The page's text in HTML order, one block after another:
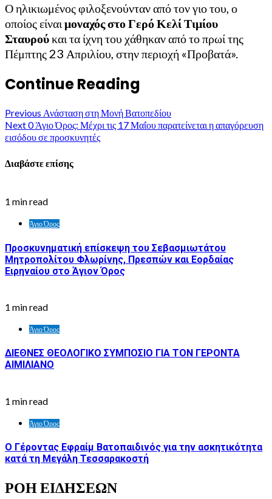
Ο ηλικιωμένος φιλοξενούνταν από τον γιο του, ο
οποίος είναι μοναχός στο Γερό Κελί Τιμίου
Σταυρούκαι τα ίχνη του χάθηκαν από το πρωί της
Πέμπτης 23 Απριλίου, στην περιοχή «Προβατά».
Continue Reading
Previous Ανάσταση στη Μονή Βατοπεδίου
Next0 Άγιο Όρος: Μέχρι τις 17 Μαΐου παρατείνεται η απαγόρευση
εισόδου σε προσκυνητές
Διαβάστε επίσης
1 min read
Άγιο Όρος
Προσκυνηματική επίσκεψη του Σεβασμιωτάτου
Μητροπολίτου Φλωρίνης, Πρεσπών και Εορδαίας
Ειρηναίου στο Άγιον Όρος
1 min read
Άγιο Όρος
ΔΙΕΘΝΕΣ ΘΕΟΛΟΓΙΚΟ ΣΥΜΠΟΣΙΟ ΓΙΑ ΤΟΝ ΓΕΡΟΝΤΑ
ΑΙΜΙΛΙΑΝΟ
1 min read
Άγιο Όρος
Ο Γέροντας Εφραίμ Βατοπαιδινός για την ασκητικότητα
κατά τη Μεγάλη Τεσσαρακοστή
ΡΟΗ ΕΙΔΗΣΕΩΝ